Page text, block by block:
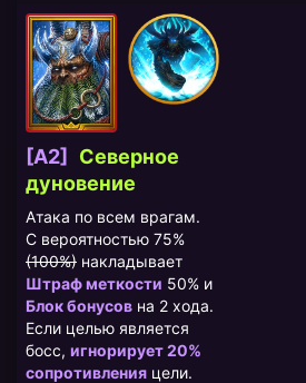
[A2] Северное
дуновение
Атака по всем врагам.
С вероятностью 75%
(100%) накладывает
Штраф меткости 50% и
Блок бонусов на 2 хода.
Если целью является
босс, игнорирует 20%
сопротивления цели.